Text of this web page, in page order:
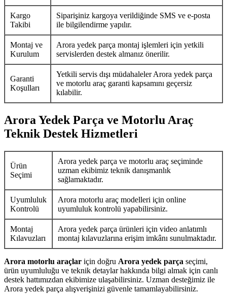
Kargo
Takibi
Siparişiniz kargoya verildiğinde SMS ve e-posta
ile bilgilendirme yapılır.
Montaj ve
Kurulum
Arora yedek parça montaj işlemleri için yetkili
servislerden destek almanız önerilir.
Garanti
Koşulları
Yetkili servis dışı müdahaleler Arora yedek parça
ve motorlu araç garanti kapsamını geçersiz
kılabilir.
Arora Yedek Parça ve Motorlu Araç
Teknik Destek Hizmetleri
Ürün
Seçimi
Arora yedek parça ve motorlu araç seçiminde
uzman ekibimiz teknik danışmanlık
sağlamaktadır.
Uyumluluk
Kontrolü
Arora motorlu araç modelleri için online
uyumluluk kontrolü yapabilirsiniz.
Montaj
Kılavuzları
Arora yedek parça ürünleri için video anlatımlı
montaj kılavuzlarına erişim imkânı sunulmaktadır.
Arora motorlu araçlar için doğru Arora yedek parça seçimi,
ürün uyumluluğu ve teknik detaylar hakkında bilgi almak için canlı
destek hattımızdan ekibimize ulaşabilirsiniz. Uzman desteğimiz ile
Arora yedek parça alışverişinizi güvenle tamamlayabilirsiniz.